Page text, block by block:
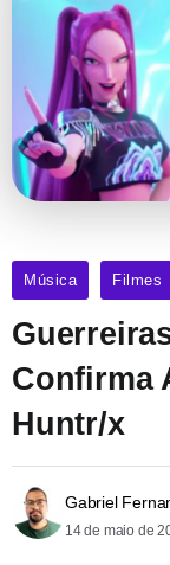
Música Filmes
Confirma
Huntr/x
Gabriel
14 de maio de